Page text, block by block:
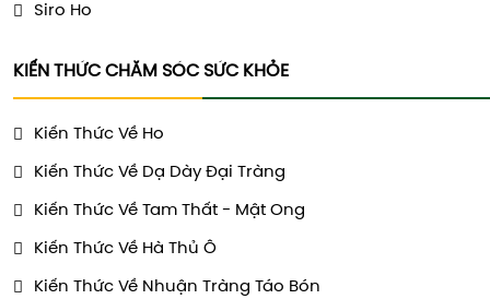
Siro Ho
KIẾN THỨC CHĂM SÓC SỨC KHỎE
Kiến Thức Về Ho
Kiến Thức Về Dạ Dày Đại Tràng
Kiến Thức Về Tam Thất - Mật Ong
Kiến Thức Về Hà Thủ Ô
Kiến Thức Về Nhuận Tràng Táo Bón